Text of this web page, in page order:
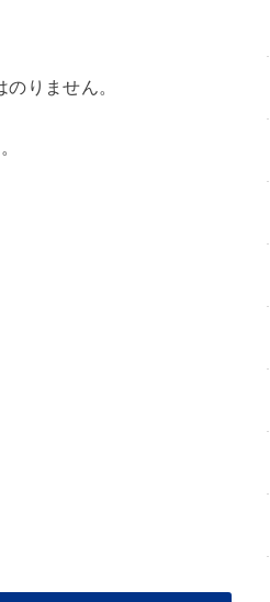
りません。